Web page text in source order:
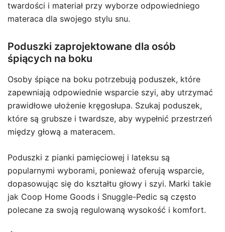
twardości i materiał przy wyborze odpowiedniego
materaca dla swojego stylu snu.
Poduszki zaprojektowane dla osób
śpiących na boku
Osoby śpiące na boku potrzebują poduszek, które
zapewniają odpowiednie wsparcie szyi, aby utrzymać
prawidłowe ułożenie kręgosłupa. Szukaj poduszek,
które są grubsze i twardsze, aby wypełnić przestrzeń
między głową a materacem.
Poduszki z pianki pamięciowej i lateksu są
popularnymi wyborami, ponieważ oferują wsparcie,
dopasowując się do kształtu głowy i szyi. Marki takie
jak Coop Home Goods i Snuggle-Pedic są często
polecane za swoją regulowaną wysokość i komfort.